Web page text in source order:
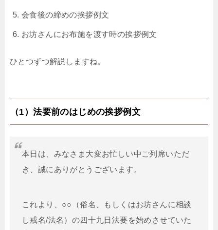
会食後の締めの挨拶例文
お坊さんにお布施を渡す時の挨拶例文
ひとつずつ解説しますね。
（1）法要前のはじめの挨拶例文
本日は、みなさま大変お忙しい中ご列席いただ
き、誠にありがとうございます。
これより、○○（俗名、もしくはお坊さんに相談
し戒名/法名）の四十九日法要を始めさせていた